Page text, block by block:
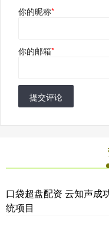
你的昵称*
你的邮箱*
提交评论
口袋超盘配资 云知声成
统项目